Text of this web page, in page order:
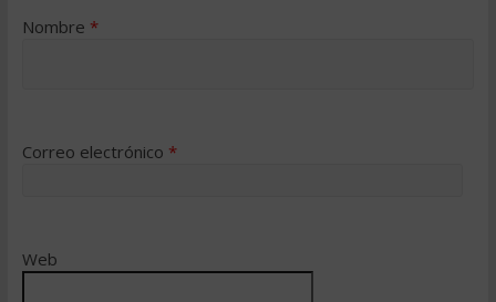
Nombre *
Correo electrónico *
Web